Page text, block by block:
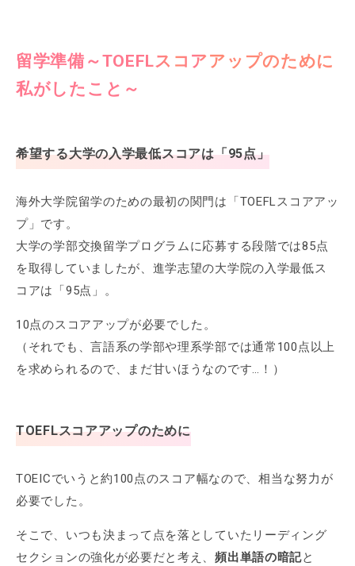
留学準備～TOEFLスコアアップのために
私がしたこと～
希望する大学の入学最低スコアは「95点」
海外大学院留学のための最初の関門は「TOEFLスコアアッ
プ」です。
大学の学部交換留学プログラムに応募する段階では85点
を取得していましたが、進学志望の大学院の入学最低ス
コアは「95点」。
10点のスコアアップが必要でした。
（それでも、言語系の学部や理系学部では通常100点以上
を求められるので、まだ甘いほうなのです…！）
TOEFLスコアアップのために
TOEICでいうと約100点のスコア幅なので、相当な努力が
必要でした。
そこで、いつも決まって点を落としていたリーディング
セクションの強化が必要だと考え、頻出単語の暗記と